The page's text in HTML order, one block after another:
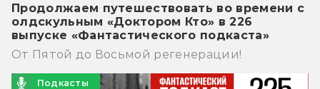
Продолжаем путешествовать во времени с
олдскульным «Доктором Кто» в 226
выпуске «Фантастического подкаста»
От Пятой до Восьмой регенерации!
Подкасты